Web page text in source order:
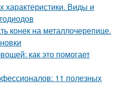
характеристики. Виды и
конек на металлочерепице.
как это помогает
11 полезных